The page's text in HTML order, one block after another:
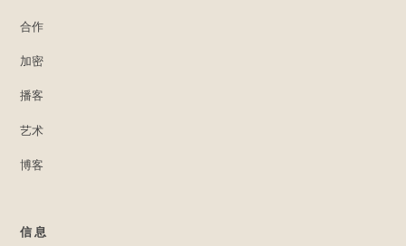
合作
加密
播客
艺术
博客
信息